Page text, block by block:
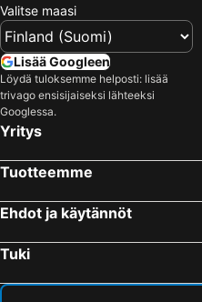
Valitse maasi
Lisää Googleen
Löydä tuloksemme helposti: lisää
trivago ensisijaiseksi lähteeksi
Googlessa.
Yritys
Tuotteemme
Ehdot ja käytännöt
Tuki